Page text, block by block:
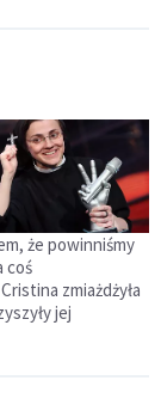
że powinniśmy
coś
zmiażdżyła
jej